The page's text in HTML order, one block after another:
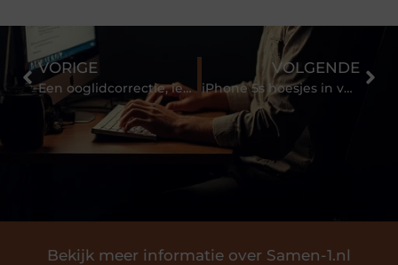
Bekijk meer informatie over Samen-1.nl
VORIGE
Een ooglidcorrectie, iets voor jou?
VOLGENDE
iPhone 5s hoesjes in vele kwaliteiten, soorten en prints